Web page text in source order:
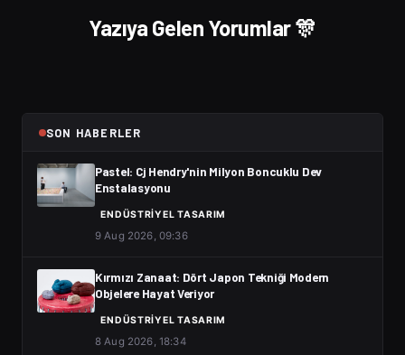
Yazıya Gelen Yorumlar 🎊
SON HABERLER
Pastel: Cj Hendry'nin Milyon Boncuklu Dev
Enstalasyonu
ENDÜSTRIYEL TASARIM
9 Aug 2026, 09:36
Kırmızı Zanaat: Dört Japon Tekniği Modern
Objelere Hayat Veriyor
ENDÜSTRIYEL TASARIM
8 Aug 2026, 18:34